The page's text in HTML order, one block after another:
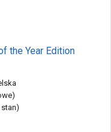
the Year Edition
stan)